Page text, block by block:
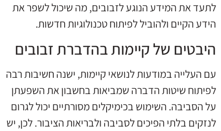
לתעד את המידע הנוגע לזבובים, מה שיכול לשפר את
הידע הקיים ולהוביל לפיתוח טכנולוגיות חדשות.
היבטים של קיימות בהדברת זבובים
עם העלייה במודעות לנושאי קיימות, ישנה חשיבות רבה
לפיתוח שיטות הדברה שמביאות בחשבון את השפעתן
על הסביבה. השימוש בכימיקלים מסורתיים יכול לגרום
לנזקים בלתי הפיכים לסביבה ולבריאות הציבור. לכן, יש